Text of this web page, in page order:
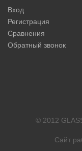
Вход
Регистрация
Сравнения
Обратный звонок
© 2012
Сайт